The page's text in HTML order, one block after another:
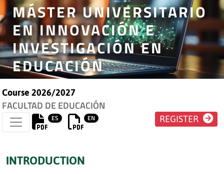
MÁSTER UNIVERSITARIO
EN INNOVACIÓN E
INVESTIGACIÓN EN
EDUCACIÓN
Course 2026/2027
FACULTAD DE EDUCACIÓN
ES EN REGISTER
INTRODUCTION